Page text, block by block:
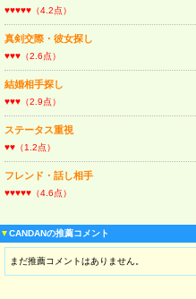
♥♥♥♥♥（4.2点）
真剣交際・彼女探し
♥♥♥（2.6点）
結婚相手探し
♥♥♥（2.9点）
ステータス重視
♥♥（1.2点）
フレンド・話し相手
♥♥♥♥♥（4.6点）
▼CANDANの推薦コメント
まだ推薦コメントはありません。